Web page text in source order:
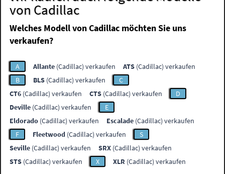
von Cadillac
Welches Modell von Cadillac möchten Sie uns
verkaufen?
A Allante (Cadillac) verkaufen ATS (Cadillac) verkaufen
B
BLS (Cadillac) verkaufen
C
CT6 (Cadillac) verkaufen CTS (Cadillac) verkaufen
D
Deville (Cadillac) verkaufen
E
Eldorado (Cadillac) verkaufen Escalade (Cadillac) verkaufen
F
Fleetwood (Cadillac) verkaufen
S
Seville (Cadillac) verkaufen SRX (Cadillac) verkaufen
STS (Cadillac) verkaufen X XLR (Cadillac) verkaufen